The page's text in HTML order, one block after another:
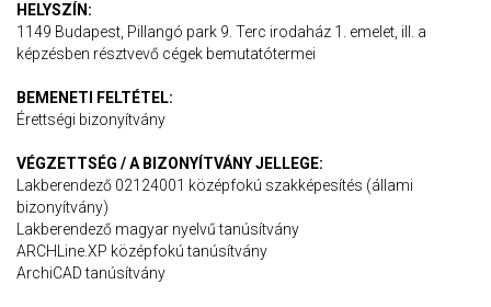
HELYSZÍN:
1149 Budapest, Pillangó park 9. Terc irodaház 1. emelet, ill. a
képzésben résztvevő cégek bemutatótermei
BEMENETI FELTÉTEL:
Érettségi bizonyítvány
VÉGZETTSÉG / A BIZONYÍTVÁNY JELLEGE:
Lakberendező 02124001 középfokú szakképesítés (állami
bizonyítvány)
Lakberendező magyar nyelvű tanúsítvány
ARCHLine.XP középfokú tanúsítvány
ArchiCAD tanúsítvány